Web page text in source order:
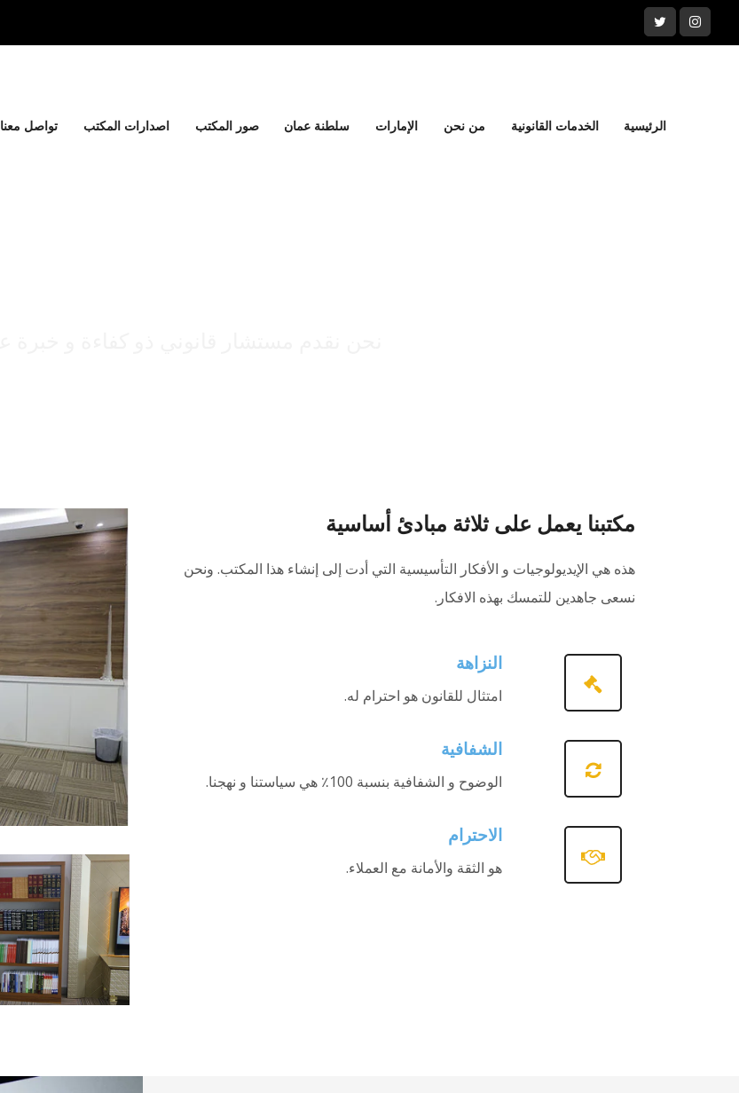
تواصل معنا اصدارات المكتب صور المكتب سلطنة عمان الإمارات من نحن الخدمات القانونية الرئيسية
مكتبنا يعمل على ثلاثة مبادئ أساسية
هذه هي الإيديولوجيات و الأفكار التأسيسية التي أدت إلى إنشاء هذا المكتب. ونحن
نسعى جاهدين للتمسك بهذه الافكار.
النزاهة
امتثال للقانون هو احترام له.
الشفافية
الوضوح و الشفافية بنسبة 100٪ هي سياستنا و نهجنا.
الاحترام
هو الثقة والأمانة مع العملاء.